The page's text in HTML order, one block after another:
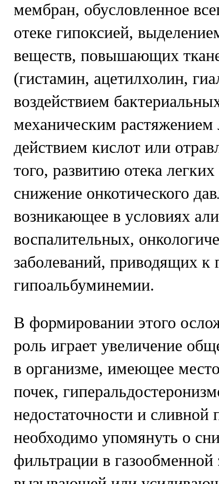
мембран, обусловленное
отеке гипоксией,
веществ, повышающих
(гистамин, ацетилхолин,
воздействием
механическим растяжением
действием кислот или
того, развитию отека
снижение онкотического
возникающее в условиях
воспалительных,
заболеваний, приводящих к
гипоальбуминемии.
В формировании этого
роль играет увеличение
в организме, имеющее
почек,
недостаточности и
необходимо упомянуть о
фильтрации в